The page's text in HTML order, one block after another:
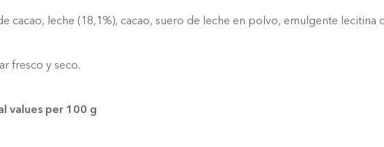
cacao, leche (18,1%), cacao, suero de leche en polvo, emulgente
fresco y seco.
values per 100 g